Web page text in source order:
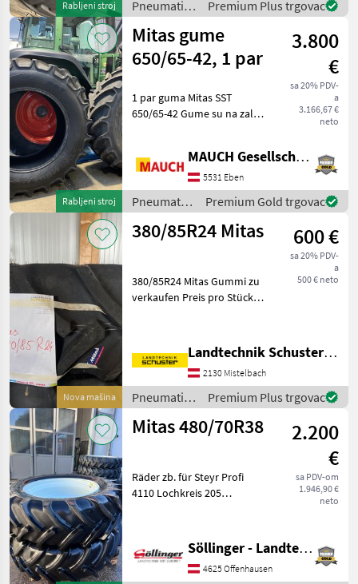
Rabljeni stroj
Pneumatici/
Gume/
Naplatci /
Mitas
Premium Plus trgovac
Rabljeni stroj
Mitas gume
650/65-42, 1 par
3.800
€
sa 20% PDV-
a
3.166,67 €
neto
1 par guma Mitas SST
650/65-42 Gume su na zalihi
gume u Centru za alpsku
poljoprivredu u Ebenu.
Kako bih vam moga
MAUCH Gesellschaft m.b.H. & Co.KG, Eben
5531 Eben
Pneumatici/
Gume/
Naplatci /
Premium Gold trgovac
Nova mašina
380/85R24 Mitas 600 €
sa 20% PDV-
a
500 € neto
380/85R24 Mitas Gummi zu
verkaufen Preis pro Stück,
Traktori, Indeks brzine (I.B.):
40 km/h (indeks brzine: A8)
Landtechnik Schuster Niederlassung Mistelbach
2130 Mistelbach
Pneumatici/
Gume/
Naplatci /
Premium Plus trgovac
Mitas 480/70R38
2.200
€
sa PDV-om
1.946,90 €
neto
Räder zb. für Steyr Profi
4110 Lochkreis 205
Komplettreifen - waren nur
wenige Stunden montiert
Tip stroja: Traktori
Söllinger - Landtechnik GmbH
4625 Offenhausen